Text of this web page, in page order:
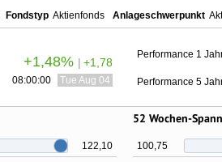
Fondstyp Aktienfonds Anlageschwerpunkt
+1,48% | +1,78
08:00:00 Tue Aug 04 10:00:00 CEST 2026
Performance 1
Performance 5
122,10
52 Wochen-
100,75